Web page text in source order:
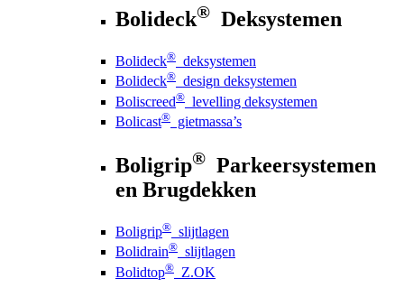
Bolideck® Deksystemen
Bolideck® deksystemen
Bolideck® design deksystemen
Boliscreed® levelling deksystemen
Bolicast® gietmassa’s
Boligrip® Parkeersystemen
en Brugdekken
Boligrip® slijtlagen
Bolidrain® slijtlagen
Bolidtop® Z.OK